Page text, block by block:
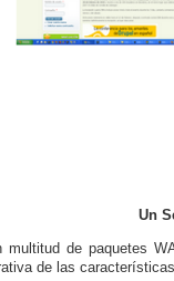
Un
multitud de paquetes
de las